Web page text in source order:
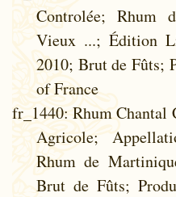
Controlée; Rhum
Vieux ...; Édition
2010; Brut de Fûts;
of France
fr_1440: Rhum Chantal
Agricole;
Rhum de
Brut de Fûts;